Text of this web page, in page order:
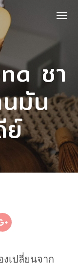
ชา
มัน
ย์
งเปลี่ยนจาก